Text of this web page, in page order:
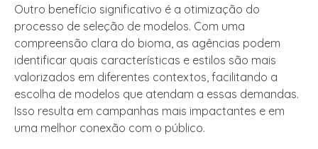
Outro benefício significativo é a otimização do
processo de seleção de modelos. Com uma
compreensão clara do bioma, as agências podem
identificar quais características e estilos são mais
valorizados em diferentes contextos, facilitando a
escolha de modelos que atendam a essas demandas.
Isso resulta em campanhas mais impactantes e em
uma melhor conexão com o público.